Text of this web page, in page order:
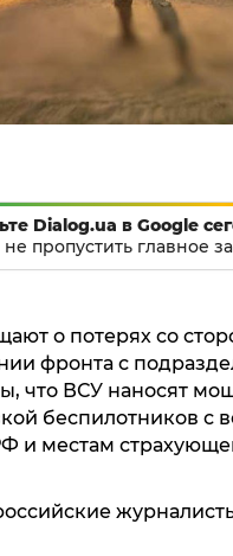
Dialog.ua в Google
пропустить главное
о потерях со
фронта с
что ВСУ наносят
беспилотников с
и местам